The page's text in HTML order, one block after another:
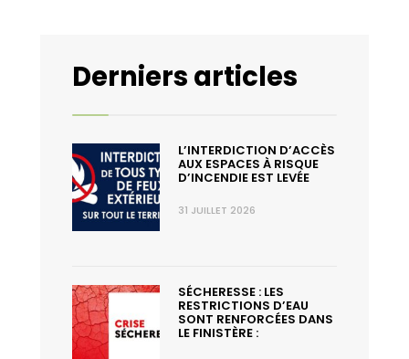
Derniers articles
L’INTERDICTION D’ACCÈS
AUX ESPACES À RISQUE
D’INCENDIE EST LEVÉE
31 JUILLET 2026
SÉCHERESSE : LES
RESTRICTIONS D’EAU
SONT RENFORCÉES DANS
LE FINISTÈRE :